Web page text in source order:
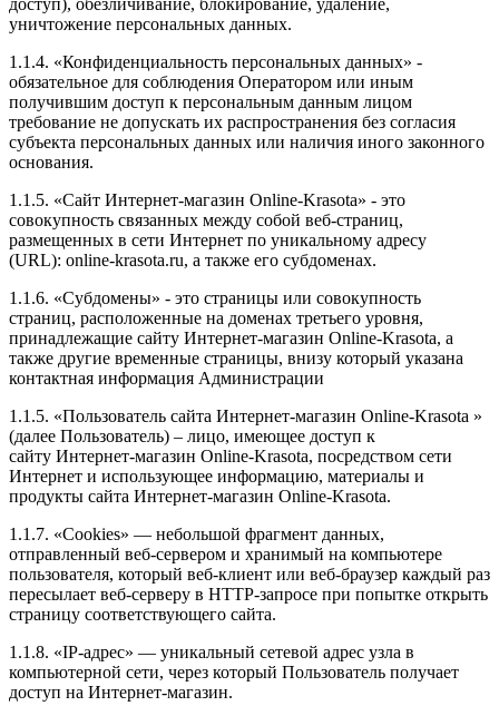
доступ), обезличивание, блокирование, удаление,
уничтожение персональных данных.
1.1.4. «Конфиденциальность персональных данных» -
обязательное для соблюдения Оператором или иным
получившим доступ к персональным данным лицом
требование не допускать их распространения без согласия
субъекта персональных данных или наличия иного законного
основания.
1.1.5. «Сайт Интернет-магазин Online-Krasota» - это
совокупность связанных между собой веб-страниц,
размещенных в сети Интернет по уникальному адресу
(URL): online-krasota.ru, а также его субдоменах.
1.1.6. «Субдомены» - это страницы или совокупность
страниц, расположенные на доменах третьего уровня,
принадлежащие сайту Интернет-магазин Online-Krasota, а
также другие временные страницы, внизу который указана
контактная информация Администрации
1.1.5. «Пользователь сайта Интернет-магазин Online-Krasota »
(далее Пользователь) – лицо, имеющее доступ к
сайту Интернет-магазин Online-Krasota, посредством сети
Интернет и использующее информацию, материалы и
продукты сайта Интернет-магазин Online-Krasota.
1.1.7. «Cookies» — небольшой фрагмент данных,
отправленный веб-сервером и хранимый на компьютере
пользователя, который веб-клиент или веб-браузер каждый раз
пересылает веб-серверу в HTTP-запросе при попытке открыть
страницу соответствующего сайта.
1.1.8. «IP-адрес» — уникальный сетевой адрес узла в
компьютерной сети, через который Пользователь получает
доступ на Интернет-магазин.